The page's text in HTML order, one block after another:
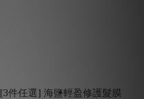
[3件任選] 海鹽輕盈修護髮膜